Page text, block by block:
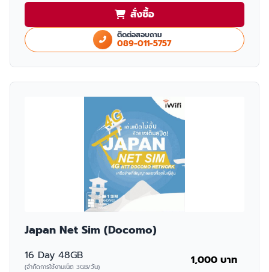
สั่งซื้อ
ติดต่อสอบถาม
089-011-5757
Japan Net Sim (Docomo)
16 Day 48GB
(จำกัดการใช้งานเน็ต 3GB/วัน) 1,000 บาท